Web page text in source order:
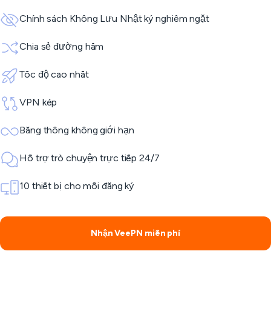
Chính sách Không Lưu Nhật ký nghiêm ngặt
Chia sẻ đường hầm
Tốc độ cao nhất
VPN kép
Băng thông không giới hạn
Hỗ trợ trò chuyện trực tiếp 24/7
10 thiết bị cho mỗi đăng ký
Nhận VeePN miễn phí